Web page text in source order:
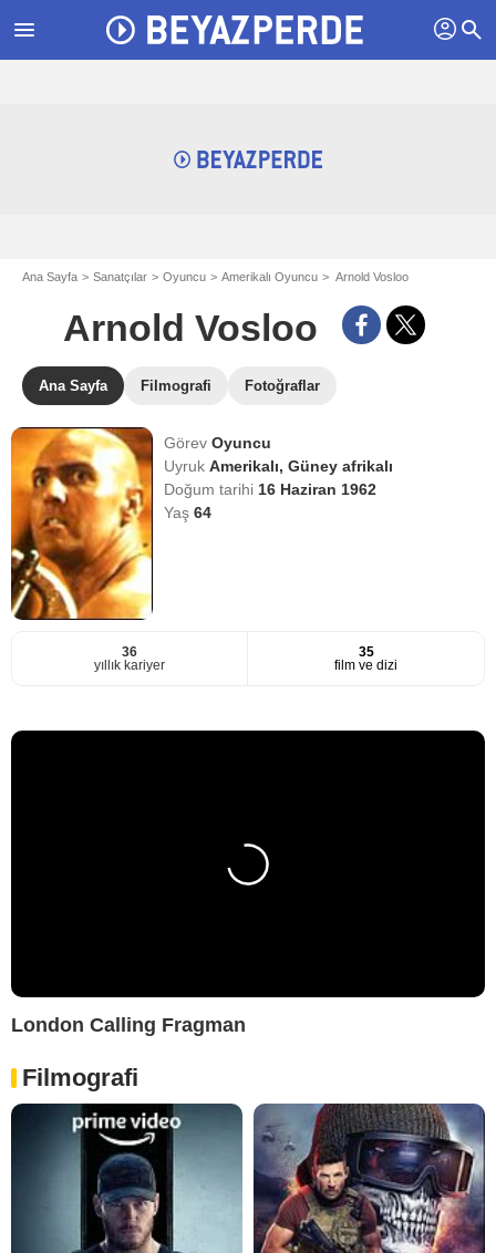
menu profil search
Ana Sayfa Sanatçılar Oyuncu Amerikalı Oyuncu Arnold Vosloo
Arnold Vosloo
Ana Sayfa Filmografi Fotoğraflar
GörevOyuncu
UyrukAmerikalı, Güney afrikalı
Doğum tarihi 16 Haziran 1962
Yaş64
36
yıllık kariyer
35
film ve dizi
London Calling Fragman
Filmografi